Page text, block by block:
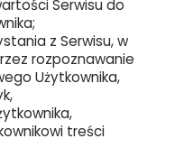
Serwisu do
z Serwisu, w
rozpoznawanie
Użytkownika,
treści